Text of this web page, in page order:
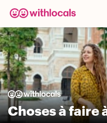
Choses à faire